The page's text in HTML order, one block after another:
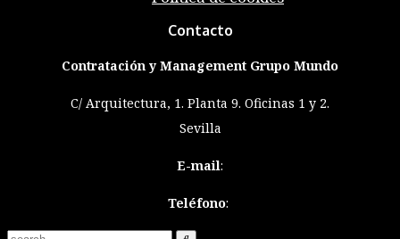
Contacto
Contratación y Management Grupo Mundo
C/ Arquitectura, 1. Planta 9. Oficinas 1 y 2.
Sevilla
E-mail:
Teléfono: